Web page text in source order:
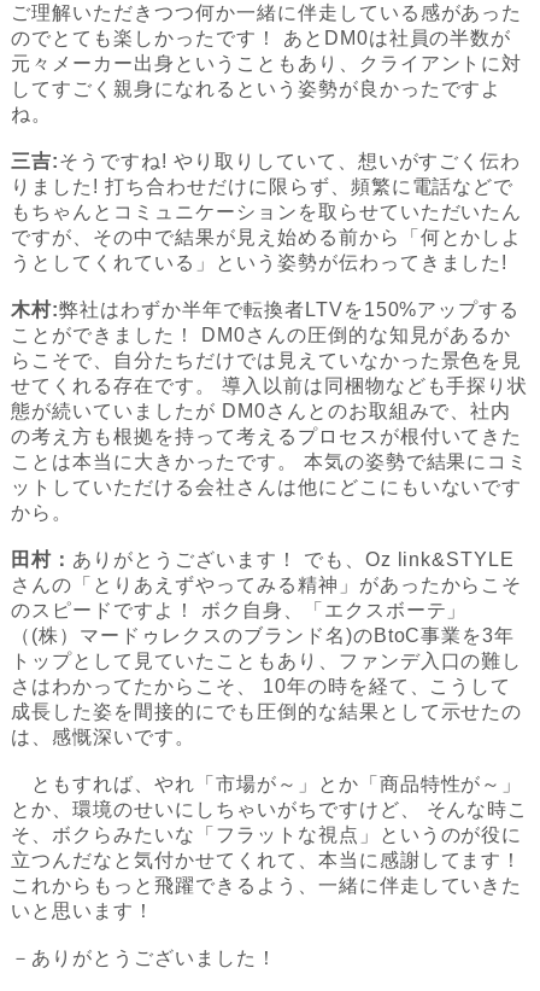
ご理解いただきつつ何か一緒に伴走している感があった
のでとても楽しかったです！ あとDM0は社員の半数が
元々メーカー出身ということもあり、クライアントに対
してすごく親身になれるという姿勢が良かったですよ
ね。
三吉:そうですね! やり取りしていて、想いがすごく伝わ
りました! 打ち合わせだけに限らず、頻繁に電話などで
もちゃんとコミュニケーションを取らせていただいたん
ですが、その中で結果が見え始める前から「何とかしよ
うとしてくれている」という姿勢が伝わってきました!
木村:弊社はわずか半年で転換者LTVを150%アップする
ことができました！ DM0さんの圧倒的な知見があるか
らこそで、自分たちだけでは見えていなかった景色を見
せてくれる存在です。 導入以前は同梱物なども手探り状
態が続いていましたが DM0さんとのお取組みで、社内
の考え方も根拠を持って考えるプロセスが根付いてきた
ことは本当に大きかったです。 本気の姿勢で結果にコミ
ットしていただける会社さんは他にどこにもいないです
から。
田村： ありがとうございます！ でも、Oz link&STYLE
さんの「とりあえずやってみる精神」があったからこそ
のスピードですよ！ ボク自身、「エクスボーテ」
（(株）マードゥレクスのブランド名)のBtoC事業を3年
トップとして見ていたこともあり、ファンデ入口の難し
さはわかってたからこそ、 10年の時を経て、こうして
成長した姿を間接的にでも圧倒的な結果として示せたの
は、感慨深いです。
ともすれば、やれ「市場が～」とか「商品特性が～」
とか、環境のせいにしちゃいがちですけど、 そんな時こ
そ、ボクらみたいな「フラットな視点」というのが役に
立つんだなと気付かせてくれて、本当に感謝してます！
これからもっと飛躍できるよう、一緒に伴走していきた
いと思います！
－ありがとうございました！